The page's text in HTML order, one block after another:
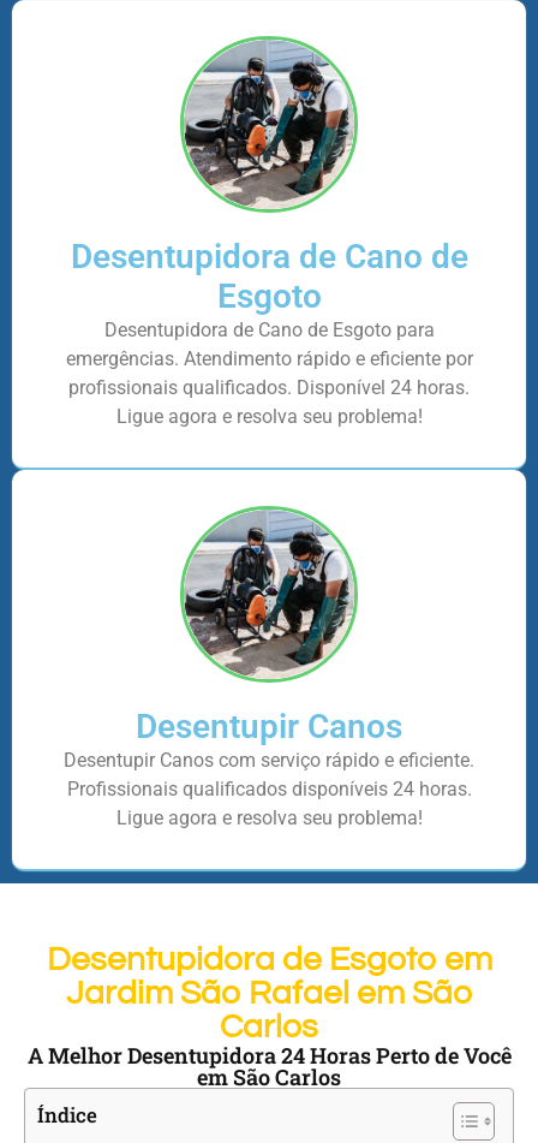
Desentupidora de Cano de
Esgoto
Desentupidora de Cano de Esgoto para
emergências. Atendimento rápido e eficiente por
profissionais qualificados. Disponível 24 horas.
Ligue agora e resolva seu problema!
Desentupir Canos
Desentupir Canos com serviço rápido e eficiente.
Profissionais qualificados disponíveis 24 horas.
Ligue agora e resolva seu problema!
Desentupidora de Esgoto em
Jardim São Rafael em São
Carlos
A Melhor Desentupidora 24 Horas Perto de Você
em São Carlos
Índice